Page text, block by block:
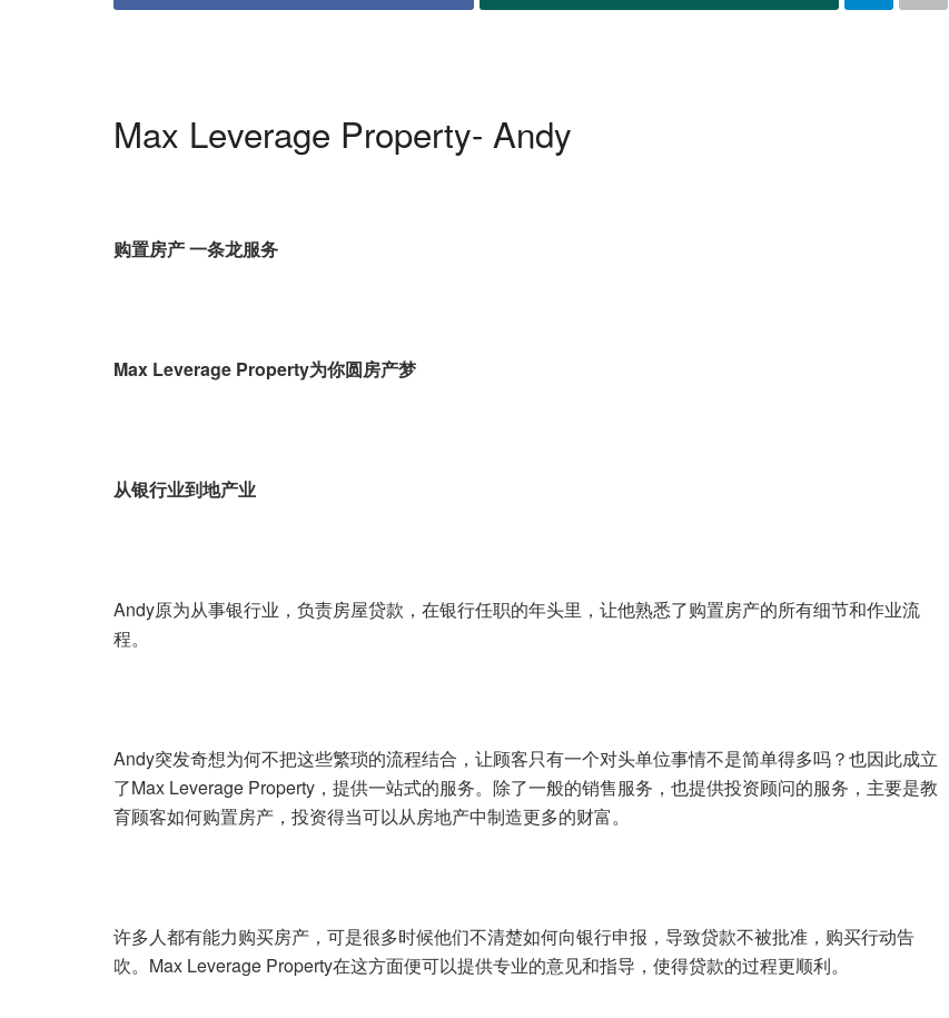
Max Leverage Property- Andy
购置房产一条龙服务
Max Leverage Property为你圆房产梦
从银行业到地产业
Andy原为从事银行业，负责房屋贷款，在银行任职的年头里，让他熟悉了购置房产的所有细节和作业流
程。
Andy突发奇想为何不把这些繁琐的流程结合，让顾客只有一个对头单位事情不是简单得多吗？也因此成立
了Max Leverage Property，提供一站式的服务。除了一般的销售服务，也提供投资顾问的服务，主要是教
育顾客如何购置房产，投资得当可以从房地产中制造更多的财富。
许多人都有能力购买房产，可是很多时候他们不清楚如何向银行申报，导致贷款不被批准，购买行动告
吹。Max Leverage Property在这方面便可以提供专业的意见和指导，使得贷款的过程更顺利。